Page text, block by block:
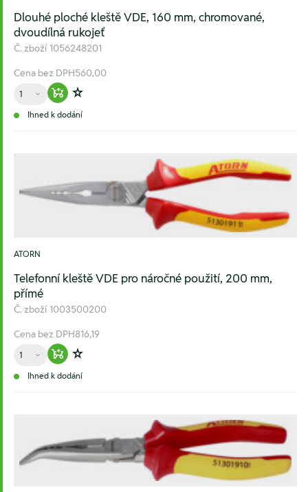
Dlouhé ploché kleště VDE, 160 mm, chromované,
dvoudílná rukojeť
Č. zboží 1056248201
Cena bez DPH560,00
Množství
Warenkorb hinzufügen
Zur Wunschliste hinzufügen
Ihned k dodání
ATORN
Telefonní kleště VDE pro náročné použití, 200 mm,
přímé
Č. zboží 1003500200
Cena bez DPH816,19
Množství
Warenkorb hinzufügen
Zur Wunschliste hinzufügen
Ihned k dodání